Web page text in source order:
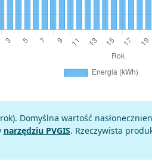
Domyślna wartość
narzędziu PVGIS. Rzeczywista